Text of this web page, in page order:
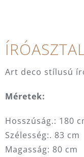
Art deco stílusú
Méretek:
Hosszúság.: 180
Szélesség:. 83 cm
Magasság: 80 cm